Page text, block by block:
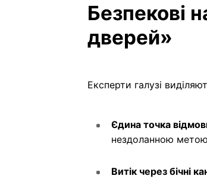
Безпекові
дверей»
Експерти галузі
Єдина точка
нездоланною
Витік через бічні